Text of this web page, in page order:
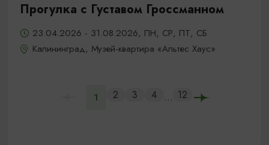
Прогулка с Густавом Гроссманном
23.04.2026 - 31.08.2026, ПН, СР, ПТ, СБ
Калининград, Музей-квартира «Альтес Хаус»
1 2 3 4 ... 12